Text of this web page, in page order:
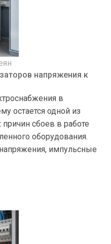
напряжения к
в
остается одной из
сбоев в работе
оборудования.
импульсные